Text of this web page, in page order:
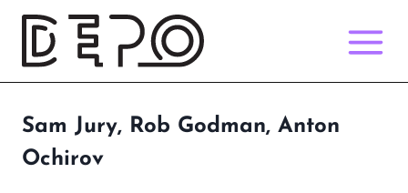
Skip
content
Sam Jury, Rob Godman, Anton
Ochirov